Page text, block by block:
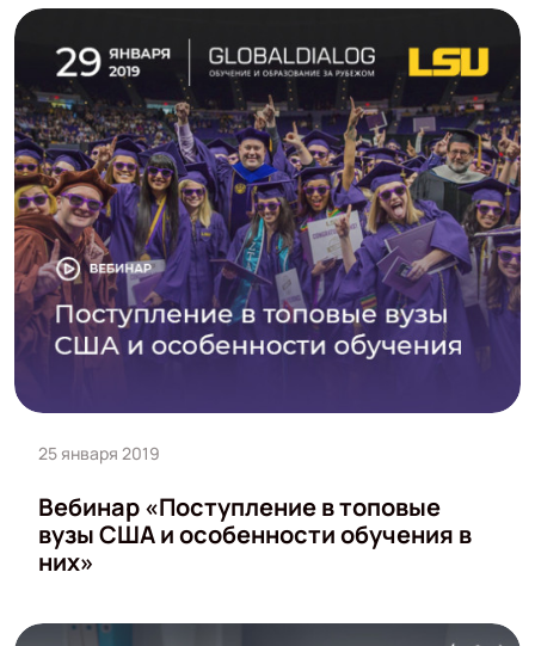
25 января 2019
Вебинар «Поступление в топовые
вузы США и особенности обучения в
них»